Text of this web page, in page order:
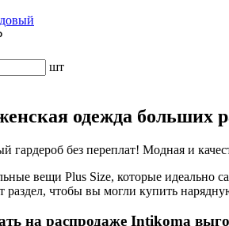
шт
одежда больших
гардероб без переплат! Модная и
вещи Plus Size, которые
раздел, чтобы вы могли купить
на распродаже Intikoma